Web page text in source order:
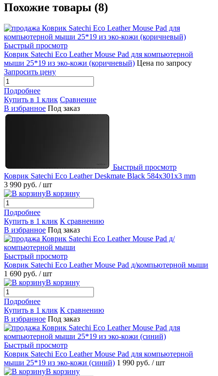
Похожие товары (8)
Быстрый просмотр
Коврик Satechi Eco Leather Mouse Pad для компьютерной
мыши 25*19 из эко-кожи (коричневый) Цена по запросу
Запросить цену
Подробнее
Купить в 1 клик Сравнение
В избранное Под заказ
Быстрый просмотр
Коврик Satechi Eco Leather Deskmate Black 584x301x3 mm
3 990 руб. / шт
В корзину
Подробнее
Купить в 1 клик К сравнению
В избранное Под заказ
Быстрый просмотр
Коврик Satechi Eco Leather Mouse Pad д/компьютерной мыши
1 690 руб. / шт
В корзину
Подробнее
Купить в 1 клик К сравнению
В избранное Под заказ
Быстрый просмотр
Коврик Satechi Eco Leather Mouse Pad для компьютерной
мыши 25*19 из эко-кожи (синий) 1 990 руб. / шт
В корзину